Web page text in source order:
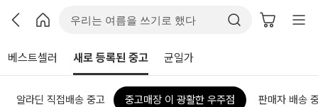
베스트셀러 새로 등록된 중고 균일가
알라딘 직접배송 중고 중고매장 이 광활한 우주점 판매자 배송